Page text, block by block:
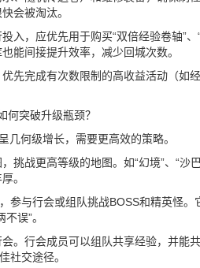
会被淘汰。
入，应优先用于购买“双倍经验卷轴”
能间接提升效率，减少回城次数。
先完成有次数限制的高收益活动（如
何突破升级瓶颈？
几何级增长，需要更高效的策略。
挑战更高等级的地图。如“幻境”、“沙
。
参与行会或组队挑战BOSS和精英怪
误”。
。行会成员可以组队共享经验，并能
社交途径。